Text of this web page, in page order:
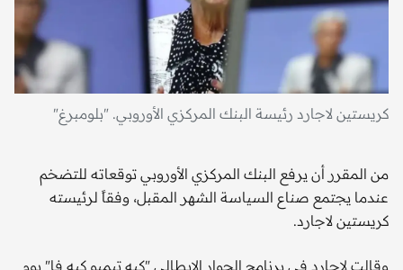
كريستين لاجارد رئيسة البنك المركزي الأوروبي. "بلومبرغ"
من المقرر أن يرفع البنك المركزي الأوروبي توقعاته للتضخم
عندما يجتمع صناع السياسة الشهر المقبل، وفقاً لرئيسته
كريستين لاجارد.
وقالت لاجارد في برنامج الحوار الإيطالي "كيه تيمبو كيه فا" يوم